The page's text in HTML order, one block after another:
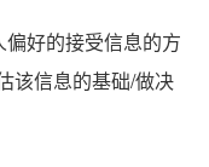
好的接受信息的方
该信息的基础/做决